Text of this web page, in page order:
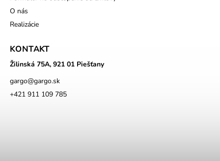
O nás
Realizácie
KONTAKT
Žilinská 75A, 921 01 Piešťany
gargo@gargo.sk
+421 911 109 785